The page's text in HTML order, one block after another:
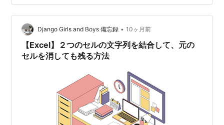
Range("A1:A100").Find(What:="東京")If Not rng Is
Nothing Then MsgBox rng.Addr…
Django Girls and Boys 備忘録 • 10ヶ月前
【Excel】２つのセルの文字列を結合して、元の
セルを消しても残る方法